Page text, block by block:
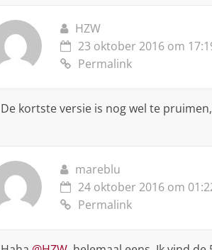
HZW
23 oktober 2016 om
Permalink
De kortste versie is nog wel te
mareblu
24 oktober 2016 om
Permalink